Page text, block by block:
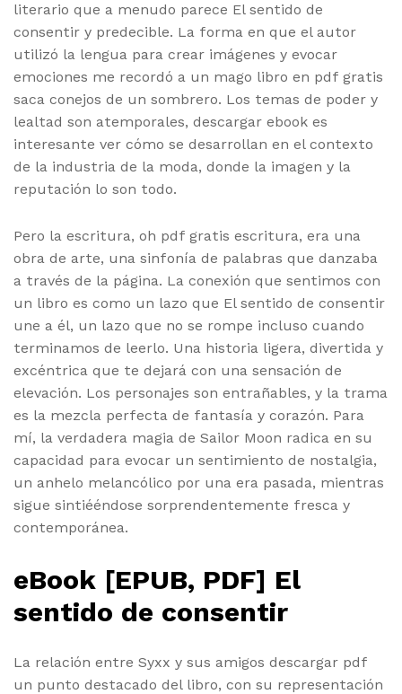
literario que a menudo parece El sentido de
consentir y predecible. La forma en que el autor
utilizó la lengua para crear imágenes y evocar
emociones me recordó a un mago libro en pdf gratis
saca conejos de un sombrero. Los temas de poder y
lealtad son atemporales, descargar ebook es
interesante ver cómo se desarrollan en el contexto
de la industria de la moda, donde la imagen y la
reputación lo son todo.
Pero la escritura, oh pdf gratis escritura, era una
obra de arte, una sinfonía de palabras que danzaba
a través de la página. La conexión que sentimos con
un libro es como un lazo que El sentido de consentir
une a él, un lazo que no se rompe incluso cuando
terminamos de leerlo. Una historia ligera, divertida y
excéntrica que te dejará con una sensación de
elevación. Los personajes son entrañables, y la trama
es la mezcla perfecta de fantasía y corazón. Para
mí, la verdadera magia de Sailor Moon radica en su
capacidad para evocar un sentimiento de nostalgia,
un anhelo melancólico por una era pasada, mientras
sigue sintiééndose sorprendentemente fresca y
contemporánea.
eBook [EPUB, PDF] El
sentido de consentir
La relación entre Syxx y sus amigos descargar pdf
un punto destacado del libro, con su representación